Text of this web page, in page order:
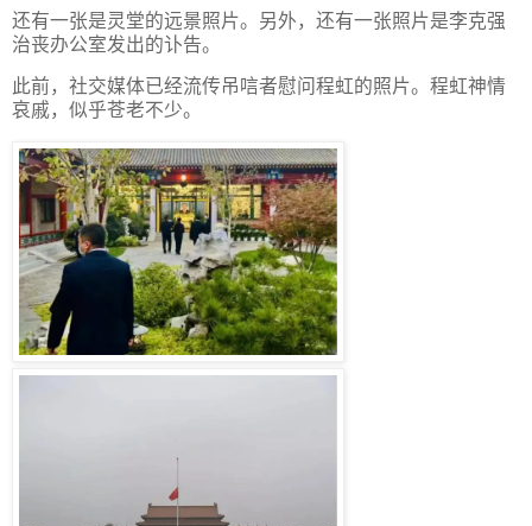
还有一张是灵堂的远景照片。另外，还有一张照片是李克强
治丧办公室发出的讣告。
此前，社交媒体已经流传吊唁者慰问程虹的照片。程虹神情
哀戚，似乎苍老不少。